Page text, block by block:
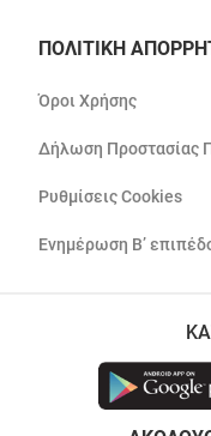
ΠΟΛΙΤΙΚΗ
Όροι Χρήσης
Δήλωση Προστασίας
Ρυθμίσεις Cookies
Ενημέρωση Β’